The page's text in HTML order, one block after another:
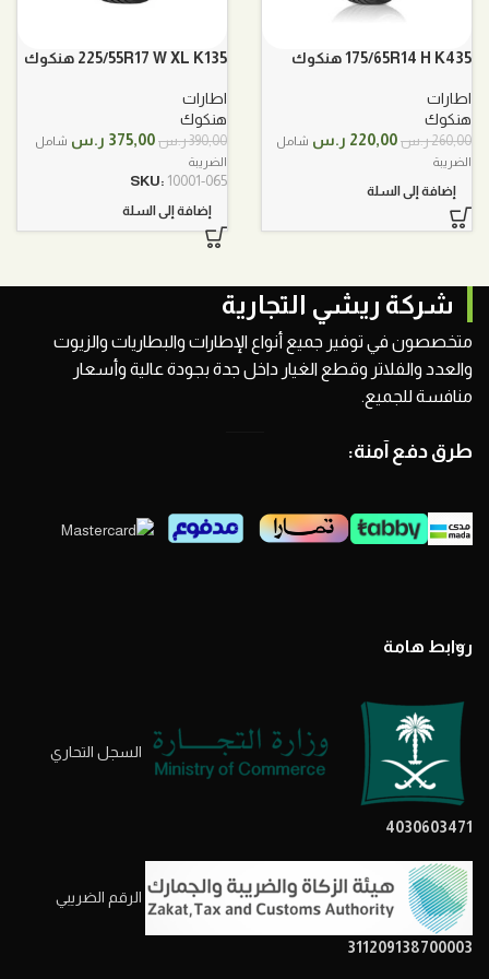
175/65R14 H K435 هنكوك
اطارات
هنكوك
260,00ر.س السعر
260,00 ر.س.
220,00 ر.س السعر
شامل
الضريبة
إضافة إلى السلة
225/55R17 W XL K135 هنكوك
اطارات
هنكوك
390,00ر.س السعر
هو:
390,00 ر.س.
375,00 ر.س السعر
شامل
الضريبة
SKU: 10001-065
إضافة إلى السلة
شركة ريشي التجارية
متخصصون في توفير جميع أنواع الإطارات والبطاريات والزيوت
والعدد والفلاتر وقطع الغيار داخل جدة بجودة عالية وأسعار
منافسة للجميع.
طرق دفع آمنة:
روابط هامة
السجل التحاري
4030603471
الرقم الضريبي
311209138700003